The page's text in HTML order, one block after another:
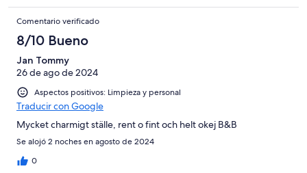
Comentario verificado
8/10 Bueno
Jan Tommy
26 de ago de 2024
Aspectos positivos: Limpieza y personal
Traducir con Google
Mycket charmigt ställe, rent o fint och helt okej B&B
Se alojó 2 noches en agosto de 2024
0